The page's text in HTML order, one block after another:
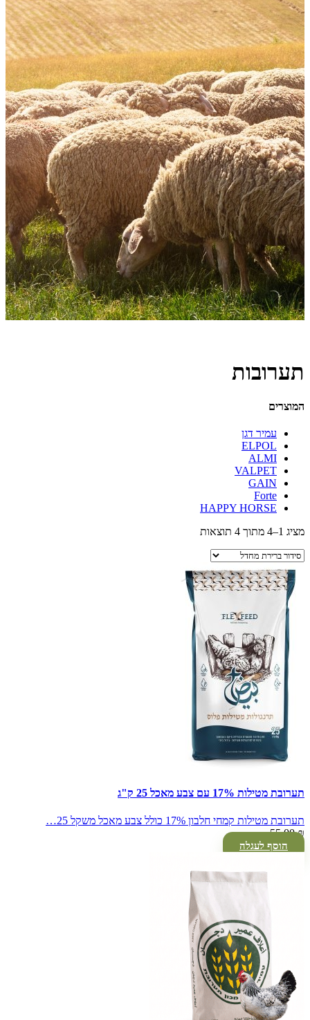
תערובות
המוצרים
עמיר דגן
ELPOL
ALMI
VALPET
GAIN
Forte
HAPPY HORSE
מציג 1–4 מתוך 4 תוצאות
תערובת מטילות 17% עם צבע מאכל 25 ק"ג
תערובת מטילות קמחי חלבון 17% כולל צבע מאכל משקל 25…
55.00₪
הוסף לעגלה